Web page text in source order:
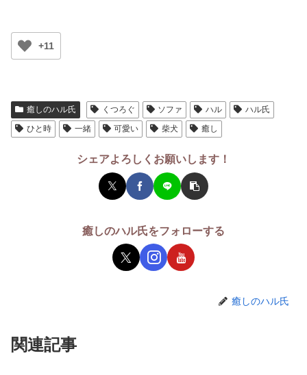
+11
癒しのハル氏 くつろぐ ソファ ハル
ハル氏
ひと時
一緒 可愛い 柴犬 癒し
シェアよろしくお願いします！
癒しのハル氏をフォローする
癒しのハル氏
関連記事